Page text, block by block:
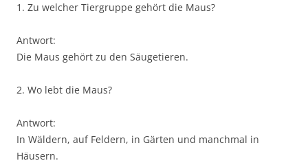
1. Zu welcher Tiergruppe gehört die Maus?
Antwort:
Die Maus gehört zu den Säugetieren.
2. Wo lebt die Maus?
Antwort:
In Wäldern, auf Feldern, in Gärten und manchmal in
Häusern.